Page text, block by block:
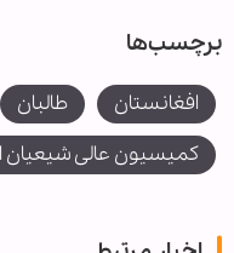
برچسب‌ها
افغانستان
طالبان
کمیسیون عالی شیعیان